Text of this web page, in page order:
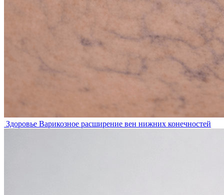
Здоровье Варикозное расширение вен нижних конечностей